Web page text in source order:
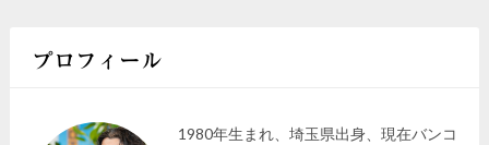
プロフィール
1980年生まれ、埼玉県出身、現在バンコ